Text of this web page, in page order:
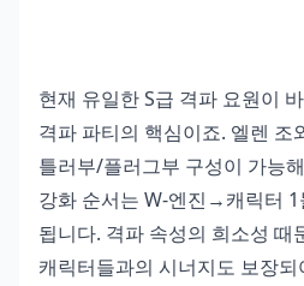
현재 유일한 S급 격파 요원이
격파 파티의 핵심이죠. 엘렌 조
틀러부/플러그부 구성이 가능
강화 순서는 W-엔진→캐릭터
됩니다. 격파 속성의 희소성 때
캐릭터들과의 시너지도 보장되